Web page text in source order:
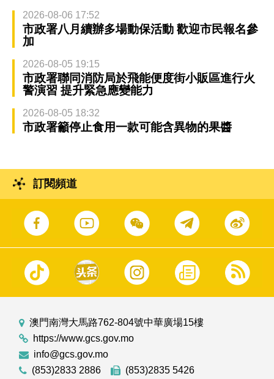
2026-08-06 17:52
市政署八月續辦多場動保活動 歡迎市民報名參
加
2026-08-05 19:15
市政署聯同消防局於飛能便度街小販區進行火
警演習 提升緊急應變能力
2026-08-05 18:32
市政署籲停止食用一款可能含異物的果醬
訂閱頻道
澳門南灣大馬路762-804號中華廣場15樓
https://www.gcs.gov.mo
info@gcs.gov.mo
(853)2833 2886
(853)2835 5426